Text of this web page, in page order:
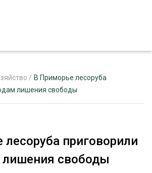
РЕКЛАМОДАТЕЛЯМ
/ В Приморье лесоруба
лишения свободы
приговорили
лишения свободы